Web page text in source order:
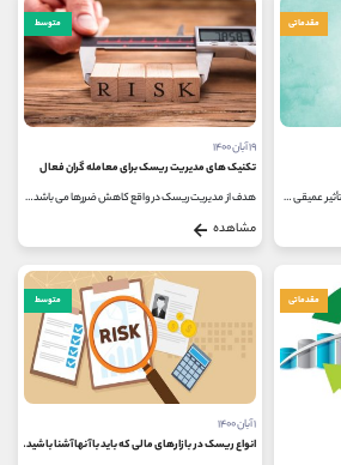
مقدماتی
همانطور که می دانید، عادات و اعمال شما تأثیر عمیقی در رفاه و خوشبختی کلی شما دارد. وضعیت فعلی که در آن قرار دارید، توسط اقدامات،...
متوسط
۱۹ آبان ۱۴۰۰
تکنیک های مدیریت ریسک برای معامله گران فعال
هدف از مدیریت ریسک در واقع کاهش ضررها می باشد. همچنین مدیریت ریسک می تواند به محافظت از حساب های معامله گران در برابر از دست...
مشاهده
مقدماتی متوسط
۱ آبان ۱۴۰۰
انواع ریسک در بازارهای مالی که باید با آنها آشنا باشید.